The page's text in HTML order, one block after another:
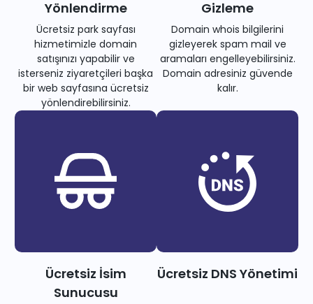
Yönlendirme
Ücretsiz park sayfası
hizmetimizle domain
satışınızı yapabilir ve
isterseniz ziyaretçileri başka
bir web sayfasına ücretsiz
yönlendirebilirsiniz.
Gizleme
Domain whois bilgilerini
gizleyerek spam mail ve
aramaları engelleyebilirsiniz.
Domain adresiniz güvende
kalır.
Ücretsiz İsim
Sunucusu
Ücretsiz DNS Yönetimi